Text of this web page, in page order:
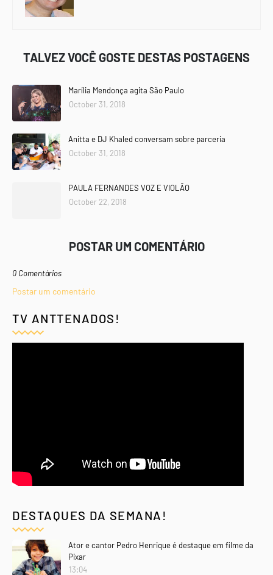
TALVEZ VOCÊ GOSTE DESTAS POSTAGENS
Marília Mendonça agita São Paulo
October 31, 2018
Anitta e DJ Khaled conversam sobre parceria
October 31, 2018
PAULA FERNANDES VOZ E VIOLÃO
October 22, 2018
POSTAR UM COMENTÁRIO
0 Comentários
Postar um comentário
TV ANTTENADOS!
DESTAQUES DA SEMANA!
Ator e cantor Pedro Henrique é destaque em filme da
Pixar
13:04